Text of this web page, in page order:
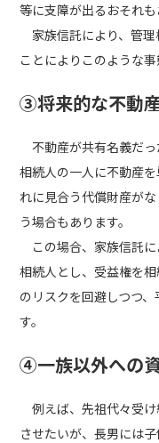
等に支障が出るおそれも
家族信託により、管
ことによりこのような事
③将来的な不動
不動産が共有名義だっ
相続人の一人に不動産
れに見合う代償財産が
う場合もあります。
この場合、家族信託
相続人とし、受益権を
のリスクを回避しつつ
す。
④一族以外への
例えば、先祖代々受
させたいが、長男には